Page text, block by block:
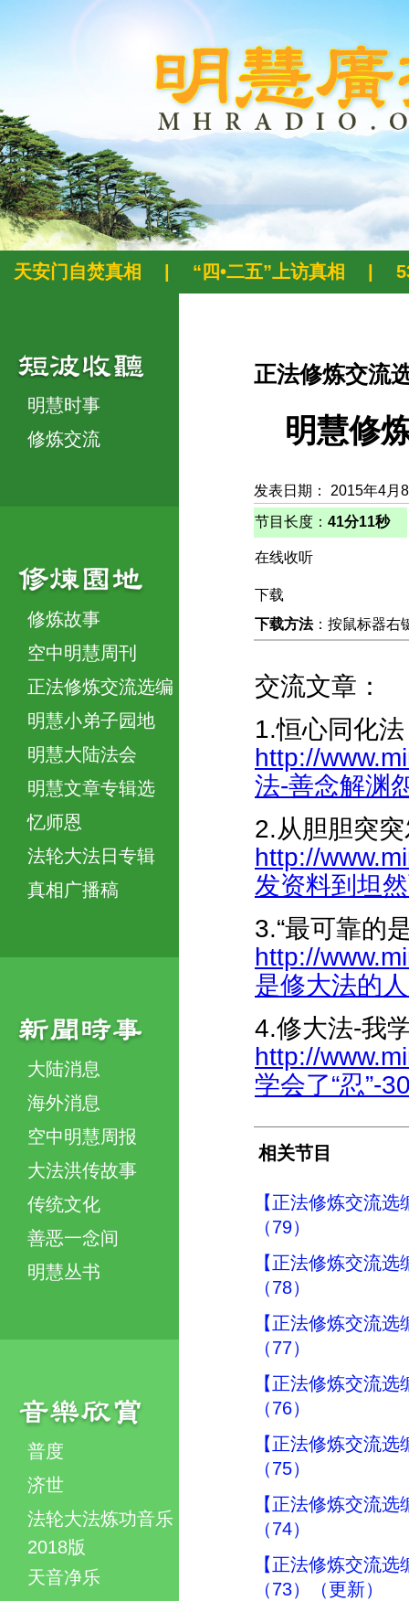
天安门自焚真相 “四•二五”上访真相
明慧时事
修炼交流
修炼故事
空中明慧周刊
正法修炼交流选编
明慧小弟子园地
明慧大陆法会
明慧文章专辑选
忆师恩
法轮大法日专辑
真相广播稿
大陆消息
海外消息
空中明慧周报
大法洪传故事
传统文化
善恶一念间
明慧丛书
普度
济世
法轮大法炼功音乐
2018版
天音净乐
正法修炼交流
明慧修
发表日期： 2015年4月
节目长度： 41分11秒
在线收听
下载
下载方法：按鼠标器右
交流文章：
1.恒心同化
http://
法-善念解渊
2.从胆胆突
http://
发资料到坦
3.“最可靠的
http://
是修大法的
4.修大法-我
http://
学会了“忍”-
相关节目
【正法修炼交流
（79）
【正法修炼交流
（78）
【正法修炼交流
（77）
【正法修炼交流
（76）
【正法修炼交流
（75）
【正法修炼交流
（74）
【正法修炼交流
（73）（更新）